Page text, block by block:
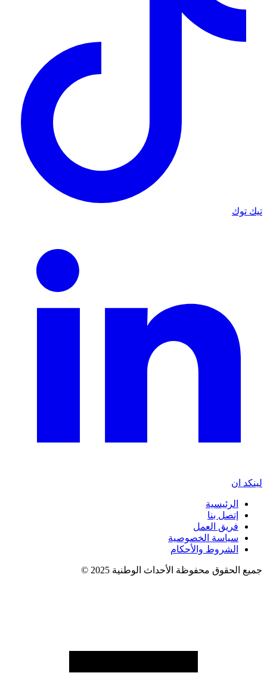
تيك توك
لينكد ان
الرئيسية
إتصل بنا
فريق العمل
سياسة الخصوصية
الشروط والأحكام
جميع الحقوق محفوظة الأحداث الوطنية 2025 ©